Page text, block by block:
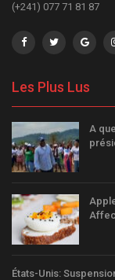
(+241) 077 71 81 87
Les Plus Lus
A
États-Unis: